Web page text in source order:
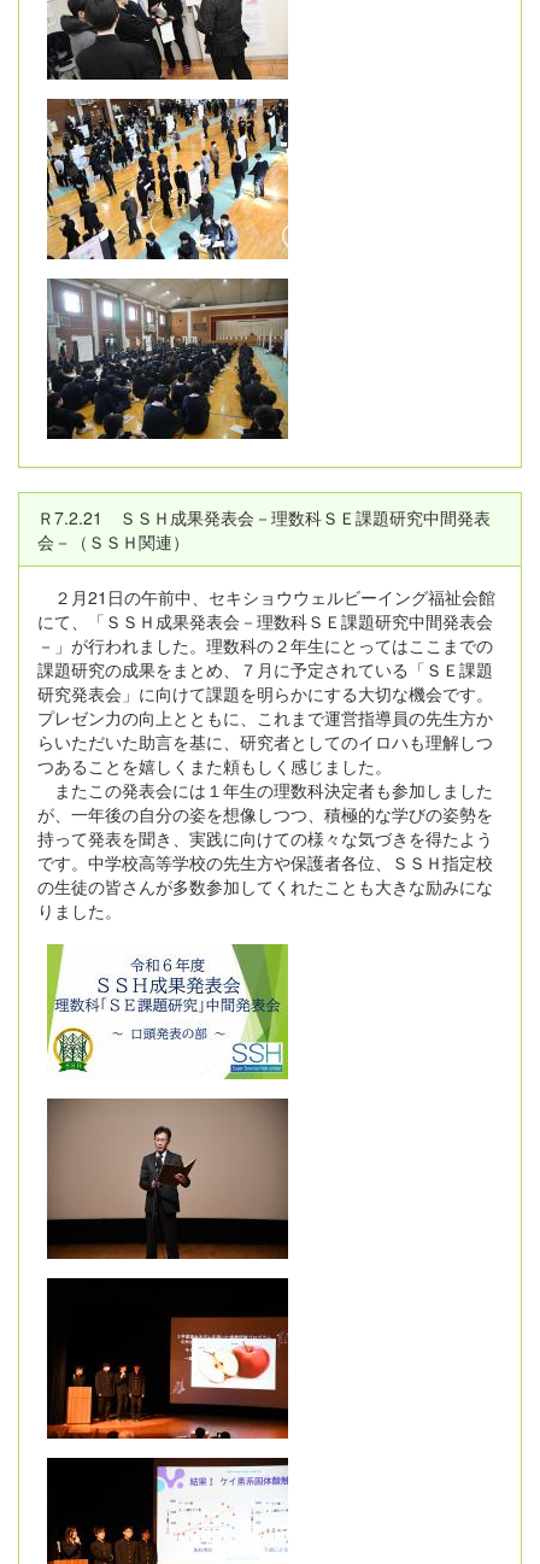
Ｒ7.2.21 ＳＳＨ成果発表会－理数科ＳＥ課題研究中間発表
会－（ＳＳＨ関連）
２月21日の午前中、セキショウウェルビーイング福祉会館
にて、「ＳＳＨ成果発表会－理数科ＳＥ課題研究中間発表会
－」が行われました。理数科の２年生にとってはここまでの
課題研究の成果をまとめ、７月に予定されている「ＳＥ課題
研究発表会」に向けて課題を明らかにする大切な機会です。
プレゼン力の向上とともに、これまで運営指導員の先生方か
らいただいた助言を基に、研究者としてのイロハも理解しつ
つあることを嬉しくまた頼もしく感じました。
またこの発表会には１年生の理数科決定者も参加しました
が、一年後の自分の姿を想像しつつ、積極的な学びの姿勢を
持って発表を聞き、実践に向けての様々な気づきを得たよう
です。中学校高等学校の先生方や保護者各位、ＳＳＨ指定校
の生徒の皆さんが多数参加してくれたことも大きな励みにな
りました。